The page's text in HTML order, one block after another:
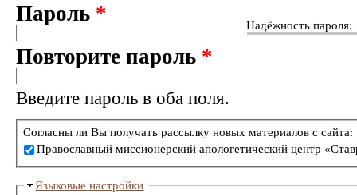
Надёжность пароля:
Пароль *
Повторите пароль *
Введите пароль в оба поля.
Согласны ли Вы получать рассылку новых материалов с сайта:
Православный миссионерский апологетический центр
Языковые настройки